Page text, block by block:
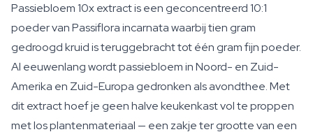
Passiebloem 10x extract is een geconcentreerd 10:1
poeder vanPassiflora incarnatawaarbij tien gram
gedroogd kruid is teruggebracht tot één gram fijn poeder.
Al eeuwenlang wordt passiebloem in Noord- en Zuid-
Amerika en Zuid-Europa gedronken als avondthee. Met
dit extract hoef je geen halve keukenkast vol te proppen
met los plantenmateriaal — een zakje ter grootte van een